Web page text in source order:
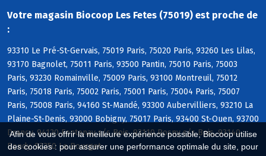
Afin de vous offrir la meilleure expérience possible, Biocoop utilise
des cookies : pour assurer une performance optimale du site, pour
Votre magasin Biocoop Les Fetes (75019) est proche de
:
93310 Le Pré-St-Gervais, 75019 Paris, 75020 Paris, 93260 Les Lilas,
93170 Bagnolet, 75011 Paris, 93500 Pantin, 75010 Paris, 75003
Paris, 93230 Romainville, 75009 Paris, 93100 Montreuil, 75012
Paris, 75018 Paris, 75002 Paris, 75001 Paris, 75004 Paris, 75007
Paris, 75008 Paris, 94160 St-Mandé, 93300 Aubervilliers, 93210 La
Plaine-St-Denis, 93000 Bobigny, 75017 Paris, 93400 St-Ouen, 93700
Drancy, 94120 Fontenay s/s Bois, 93110 Rosny s/s Bois, 93140
Bondy, 93350 Le Bourget